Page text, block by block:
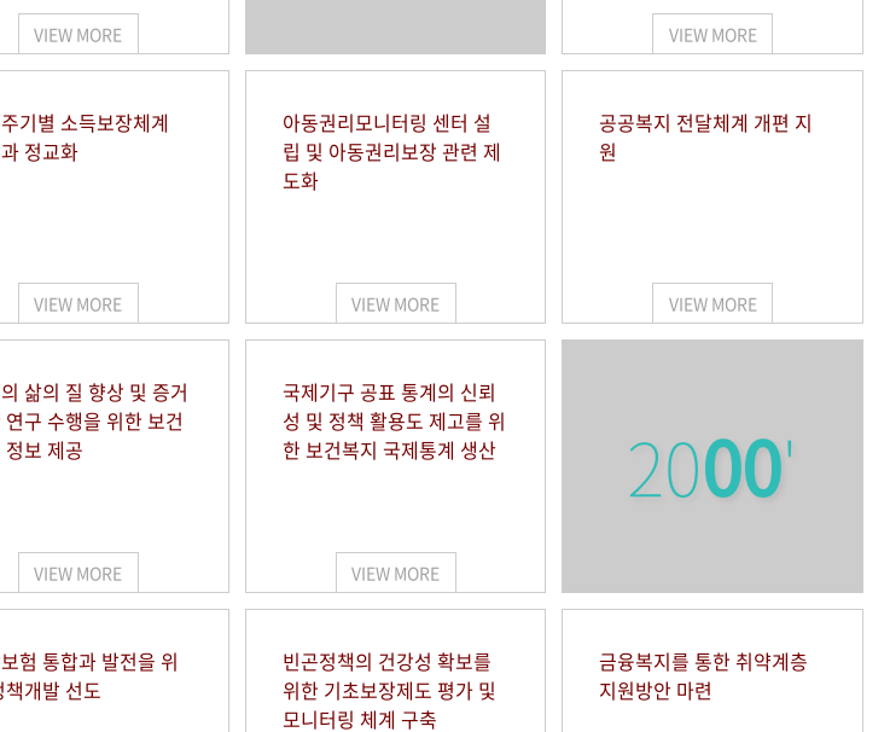
VIEW MORE VIEW MORE
기별 소득보장체계
정교화
VIEW MORE
아동권리모니터링 센터 설
립 및 아동권리보장 관련 제
도화
VIEW MORE
공공복지 전달체계 개편 지
원
VIEW MORE
삶의 질 향상 및 증거
연구 수행을 위한 보건
정보 제공
VIEW MORE
국제기구 공표 통계의 신뢰
성 및 정책 활용도 제고를 위
한 보건복지 국제통계 생산
VIEW MORE
2000'
험 통합과 발전을 위
책개발 선도
빈곤정책의 건강성 확보를
위한 기초보장제도 평가 및
모니터링 체계 구축
금융복지를 통한 취약계층
지원방안 마련